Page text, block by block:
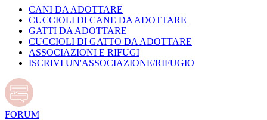
CANI DA ADOTTARE
CUCCIOLI DI CANE DA ADOTTARE
GATTI DA ADOTTARE
CUCCIOLI DI GATTO DA ADOTTARE
ASSOCIAZIONI E RIFUGI
ISCRIVI UN'ASSOCIAZIONE/RIFUGIO
FORUM